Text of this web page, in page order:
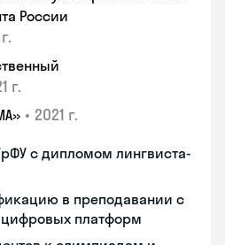
России
г.
• 2021 г.
с дипломом лингвиста-
в преподавании с
платформ